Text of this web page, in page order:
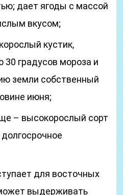
дает ягоды с массой
вкусом;
кустик,
градусов мороза и
земли собственный
июня;
– высокорослый сорт
для восточных
выдерживать